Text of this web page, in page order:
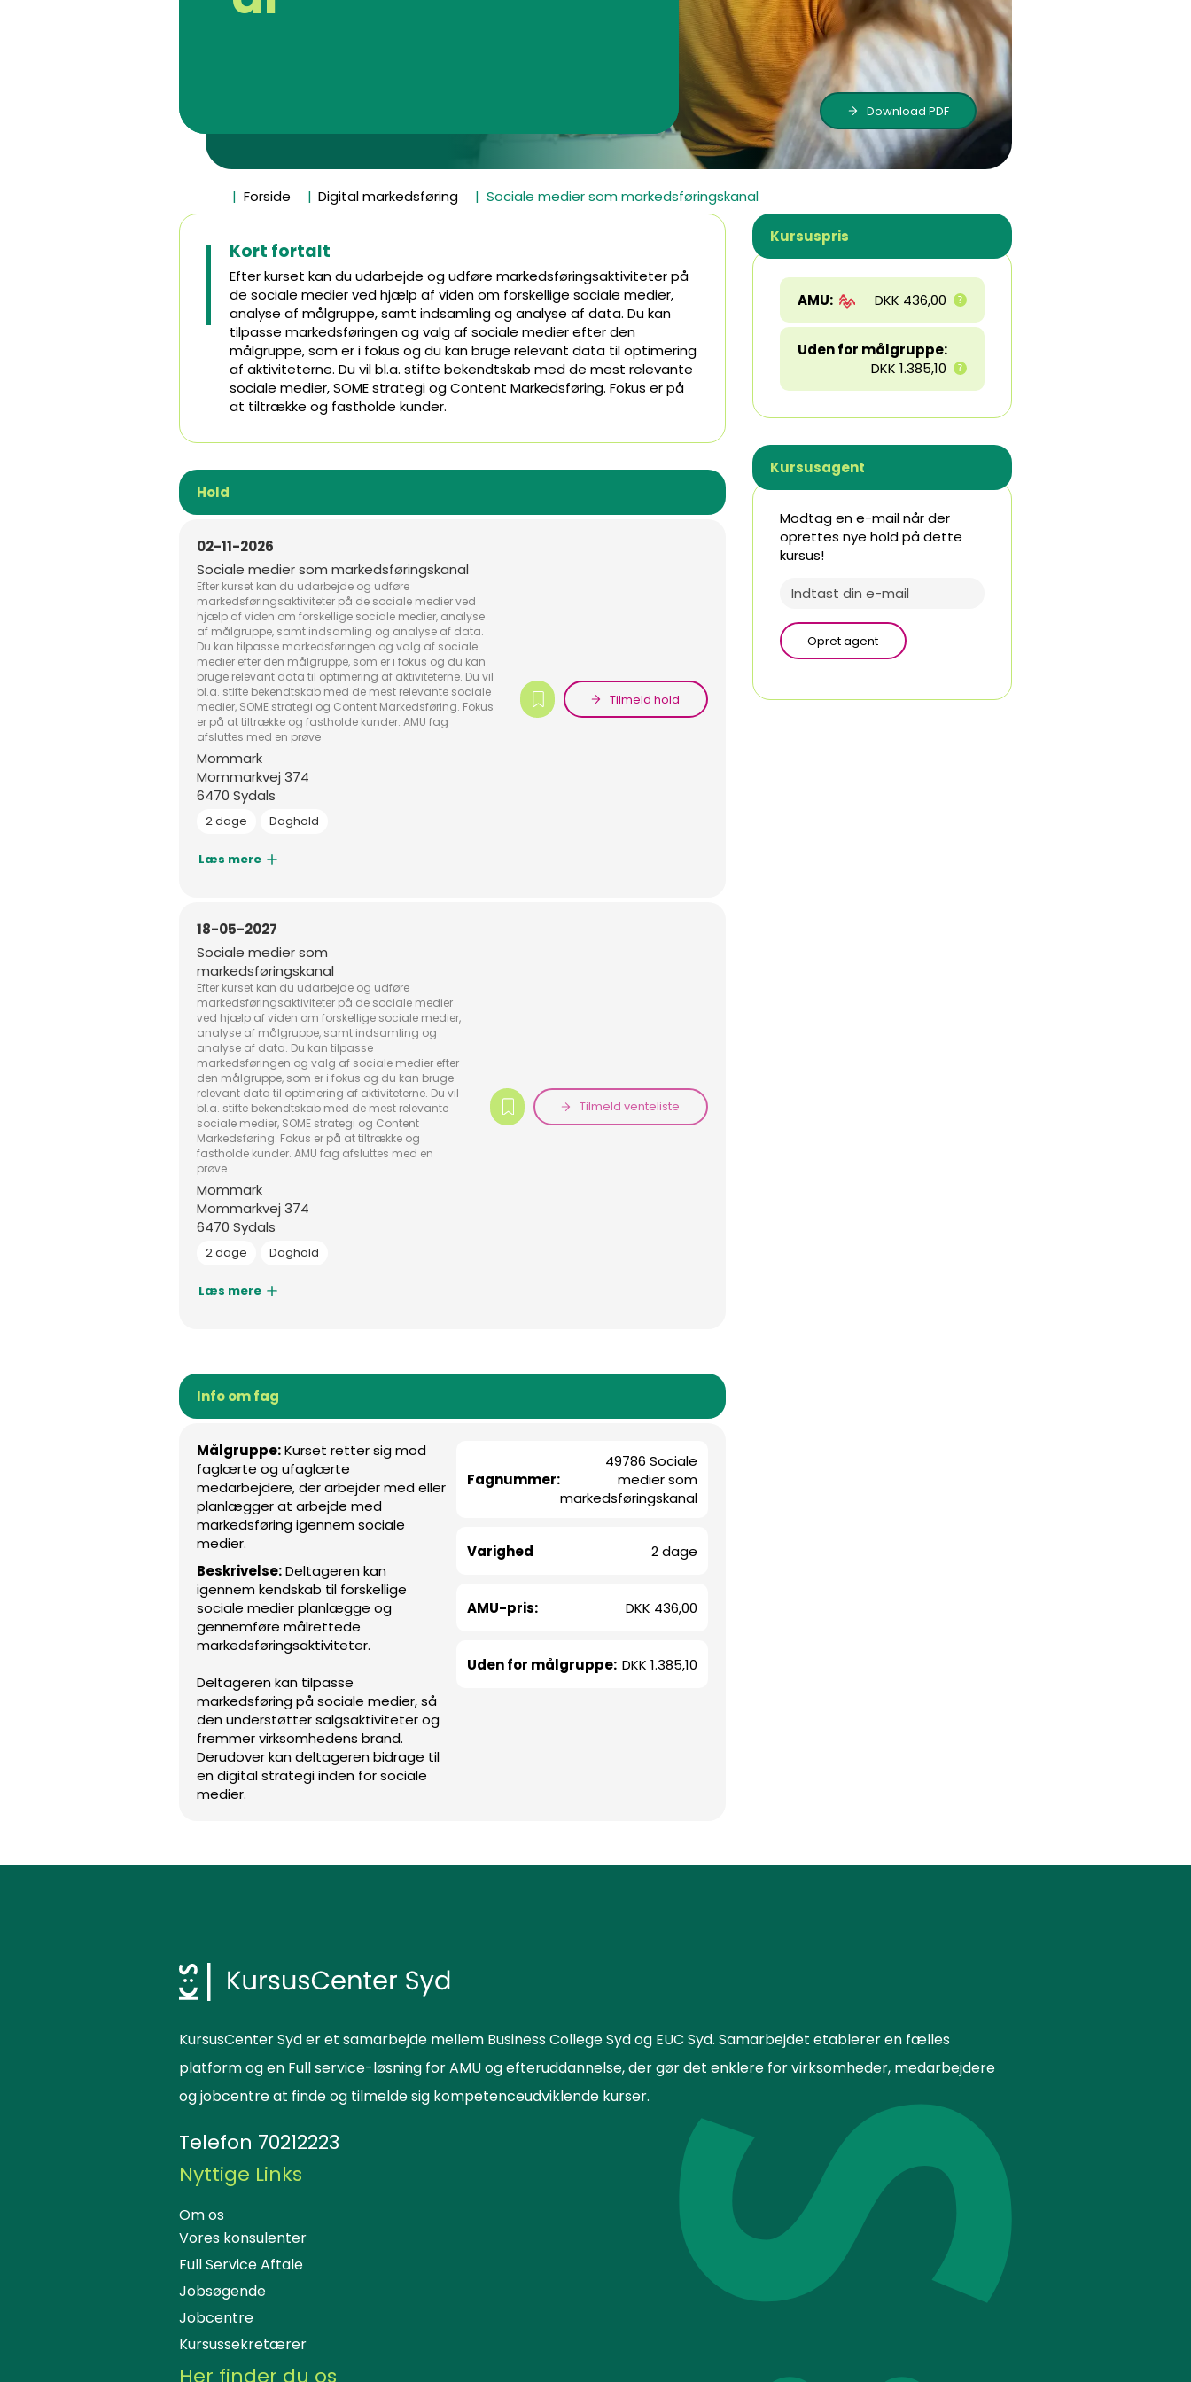
Download PDF
Forside Digital markedsføring Sociale medier som markedsføringskanal
Kort fortalt
Efter kurset kan du udarbejde og udføre markedsføringsaktiviteter på
de sociale medier ved hjælp af viden om forskellige sociale medier,
analyse af målgruppe, samt indsamling og analyse af data. Du kan
tilpasse markedsføringen og valg af sociale medier efter den
målgruppe, som er i fokus og du kan bruge relevant data til optimering
af aktiviteterne. Du vil bl.a. stifte bekendtskab med de mest relevante
sociale medier, SOME strategi og Content Markedsføring. Fokus er på
at tiltrække og fastholde kunder.
Hold
02-11-2026
Sociale medier som markedsføringskanal
Efter kurset kan du udarbejde og udføre
markedsføringsaktiviteter på de sociale medier ved
hjælp af viden om forskellige sociale medier, analyse
af målgruppe, samt indsamling og analyse af data.
Du kan tilpasse markedsføringen og valg af sociale
medier efter den målgruppe, som er i fokus og du kan
bruge relevant data til optimering af aktiviteterne. Du vil
bl.a. stifte bekendtskab med de mest relevante sociale
medier, SOME strategi og Content Markedsføring. Fokus
er på at tiltrække og fastholde kunder. AMU fag
afsluttes med en prøve
Mommark
Mommarkvej 374
6470 Sydals
2 dage Daghold
Tilmeld hold
Læs mere
18-05-2027
Sociale medier som
markedsføringskanal
Efter kurset kan du udarbejde og udføre
markedsføringsaktiviteter på de sociale medier
ved hjælp af viden om forskellige sociale medier,
analyse af målgruppe, samt indsamling og
analyse af data. Du kan tilpasse
markedsføringen og valg af sociale medier efter
den målgruppe, som er i fokus og du kan bruge
relevant data til optimering af aktiviteterne. Du vil
bl.a. stifte bekendtskab med de mest relevante
sociale medier, SOME strategi og Content
Markedsføring. Fokus er på at tiltrække og
fastholde kunder. AMU fag afsluttes med en
prøve
Mommark
Mommarkvej 374
6470 Sydals
2 dage Daghold
Tilmeld venteliste
Læs mere
Info om fag
Målgruppe:Kurset retter sig mod
faglærte og ufaglærte
medarbejdere, der arbejder med eller
planlægger at arbejde med
markedsføring igennem sociale
medier.
Beskrivelse:Deltageren kan
igennem kendskab til forskellige
sociale medier planlægge og
gennemføre målrettede
markedsføringsaktiviteter.
Deltageren kan tilpasse
markedsføring på sociale medier, så
den understøtter salgsaktiviteter og
fremmer virksomhedens brand.
Derudover kan deltageren bidrage til
en digital strategi inden for sociale
medier.
Fagnummer:
49786 Sociale
medier som
markedsføringskanal
Varighed 2 dage
AMU-pris: DKK 436,00
Uden for målgruppe: DKK 1.385,10
Kursuspris
AMU: DKK 436,00
Uden for målgruppe:
DKK 1.385,10
Kursusagent
Modtag en e-mail når der
oprettes nye hold på dette
kursus!
Opret agent
KursusCenter Syd er et samarbejde mellem Business College Syd og EUC Syd. Samarbejdet etablerer en fælles
platform og en Full service-løsning for AMU og efteruddannelse, der gør det enklere for virksomheder, medarbejdere
og jobcentre at finde og tilmelde sig kompetenceudviklende kurser.
Telefon 70212223
Nyttige Links
Om os
Vores konsulenter
Full Service Aftale
Jobsøgende
Jobcentre
Kursussekretærer
Her finder du os